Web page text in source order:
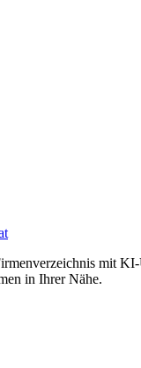
mit
in Ihrer Nähe.